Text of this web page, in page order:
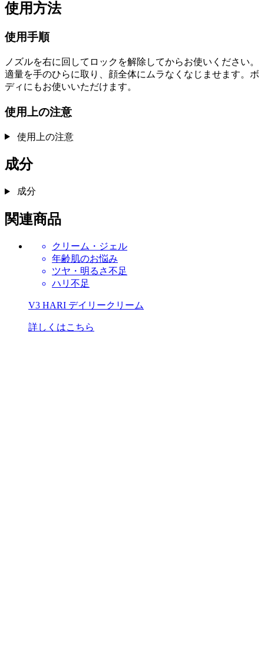
使用方法
使用手順
ノズルを右に回してロックを解除してからお使いください。
適量を手のひらに取り、顔全体にムラなくなじませます。ボ
ディにもお使いいただけます。
使用上の注意
使用上の注意
成分
成分
関連商品
クリーム・ジェル
年齢肌のお悩み
ツヤ・明るさ不足
ハリ不足
V3 HARI デイリークリーム
詳しくはこちら